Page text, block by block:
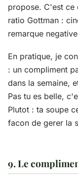
propose. C'est ce
ratio Gottman :
remarque
En pratique, je
: un compliment
dans la semaine,
Pas tu es belle,
Plutot : ta soupe
facon de gerer la
9. Le